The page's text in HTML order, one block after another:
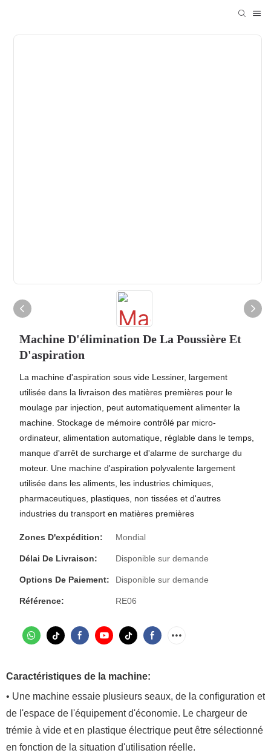
Machine D'élimination De La Poussière Et
D'aspiration
La machine d'aspiration sous vide Lessiner, largement
utilisée dans la livraison des matières premières pour le
moulage par injection, peut automatiquement alimenter la
machine. Stockage de mémoire contrôlé par micro-
ordinateur, alimentation automatique, réglable dans le temps,
manque d'arrêt de surcharge et d'alarme de surcharge du
moteur. Une machine d'aspiration polyvalente largement
utilisée dans les aliments, les industries chimiques,
pharmaceutiques, plastiques, non tissées et d'autres
industries du transport en matières premières
Zones D'expédition: Mondial
Délai De Livraison: Disponible sur demande
Options De Paiement: Disponible sur demande
Référence: RE06
Caractéristiques de la machine:
• Une machine essaie plusieurs seaux, de la configuration et
de l'espace de l'équipement d'économie. Le chargeur de
trémie à vide et en plastique électrique peut être sélectionné
en fonction de la situation d'utilisation réelle.